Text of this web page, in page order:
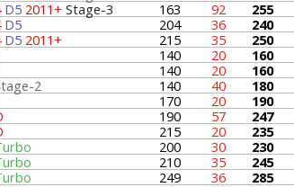
D5 2011+ Stage-3 163 92 255
D5 204 36 240
D5 2011+ 215 35 250
140 20 160
140 20 160
2 140 40 180
170 20 190
190 57 247
215 20 235
200 30 230
210 35 245
249 36 285